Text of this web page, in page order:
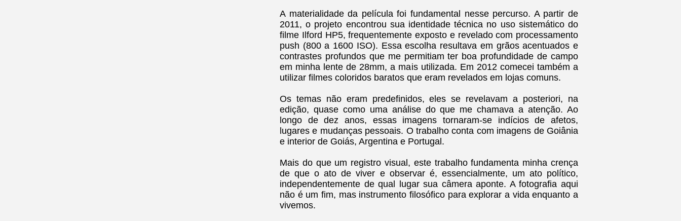
A materialidade da película foi fundamental nesse percurso. A partir de
2011, o projeto encontrou sua identidade técnica no uso sistemático do
filme Ilford HP5, frequentemente exposto e revelado com processamento
push (800 a 1600 ISO). Essa escolha resultava em grãos acentuados e
contrastes profundos que me permitiam ter boa profundidade de campo
em minha lente de 28mm, a mais utilizada. Em 2012 comecei também a
utilizar filmes coloridos baratos que eram revelados em lojas comuns.
Os temas não eram predefinidos, eles se revelavam a posteriori, na
edição, quase como uma análise do que me chamava a atenção. Ao
longo de dez anos, essas imagens tornaram-se indícios de afetos,
lugares e mudanças pessoais. O trabalho conta com imagens de Goiânia
e interior de Goiás, Argentina e Portugal.
Mais do que um registro visual, este trabalho fundamenta minha crença
de que o ato de viver e observar é, essencialmente, um ato político,
independentemente de qual lugar sua câmera aponte. A fotografia aqui
não é um fim, mas instrumento filosófico para explorar a vida enquanto a
vivemos.